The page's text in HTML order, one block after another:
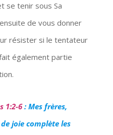
se tenir sous Sa
de vous donner
résister si le tentateur
également partie
1:2-6: Mes frères,
joie complète les